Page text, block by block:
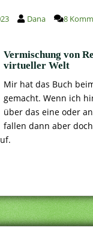
Dana 8
Vermischung von
virtueller Welt
Mir hat das Buch
gemacht. Wenn ich
über das eine oder
fallen dann aber